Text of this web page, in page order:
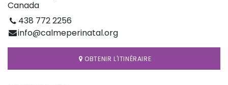
Canada
438 772 2256
info@calmeperinatal.org
OBTENIR L'ITINÉRAIRE